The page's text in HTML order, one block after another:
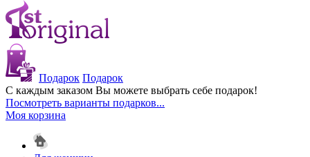
Подарок Подарок
С каждым заказом Вы можете выбрать себе подарок!
Посмотреть варианты подарков...
Моя корзина